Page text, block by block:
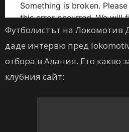
Футболистът на Локомотив
даде интервю пред
отбора в Алания. Ето какво
клубния сайт: